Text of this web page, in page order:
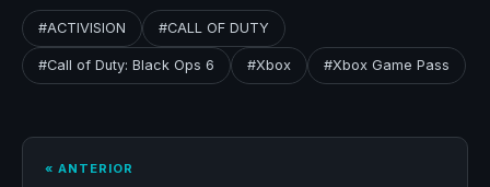
#ACTIVISION #CALL OF DUTY
#Call of Duty: Black Ops 6 #Xbox #Xbox Game Pass
« ANTERIOR